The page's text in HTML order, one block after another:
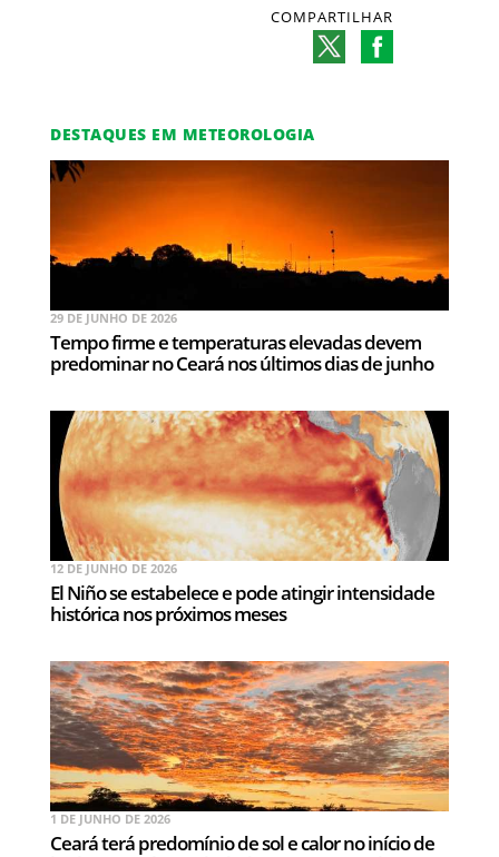
COMPARTILHAR
DESTAQUES EM METEOROLOGIA
29 DE JUNHO DE 2026
Tempo firme e temperaturas elevadas devem
predominar no Ceará nos últimos dias de junho
12 DE JUNHO DE 2026
El Niño se estabelece e pode atingir intensidade
histórica nos próximos meses
1 DE JUNHO DE 2026
Ceará terá predomínio de sol e calor no início de